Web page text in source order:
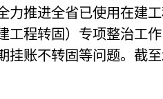
力推进全省已使用在建
工程转固）专项整治工
挂账不转固等问题。截